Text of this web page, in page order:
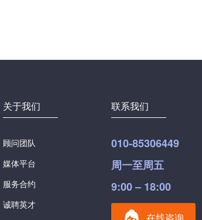
关于我们
顾问团队
媒体平台
服务合约
诚聘英才
联系我们
010-85306449
周一至周五
9:00 – 18:00
在线咨询